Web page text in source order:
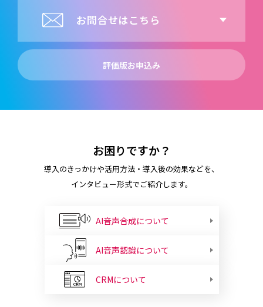
お問合せはこちら
評価版お申込み
お困りですか？
導入のきっかけや活用方法・導入後の効果などを、
インタビュー形式でご紹介します。
AI音声合成について
AI音声認識について
CRMについて